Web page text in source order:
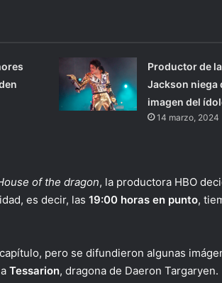
Productor de
Jackson niega
imagen del
14 marzo, 2024
of the dragon, la productora HBO
es decir, las 19:00 horas en punto,
pero se difundieron algunas
Tessarion, dragona de Daeron Targaryen.